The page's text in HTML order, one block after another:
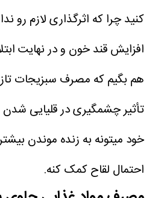
کنید چرا که اثرگذاری لازم رو
افزایش قند خون و در نهایت
هم بگیم که مصرف سبزیجات
تأثیر چشمگیری در قلیایی شدن
احتمال لقاح کمک کنه.